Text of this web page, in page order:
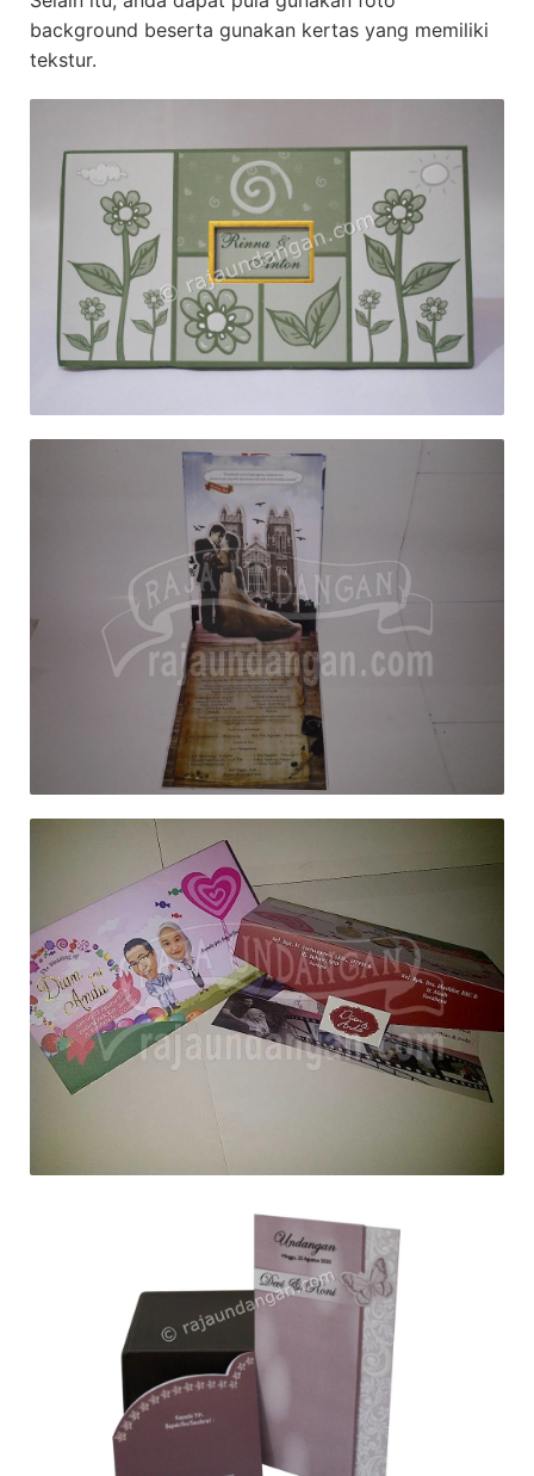
background beserta gunakan kertas yang memiliki
tekstur.